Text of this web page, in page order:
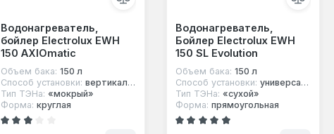
Водонагреватель,
бойлер Electrolux EWH
150 AXIOmatic
Объем бака: 150 л
Способ установки: вертикальный
Тип ТЭНа: «мокрый»
Форма: круглая
Средний рейтинг 2.5 из 5 звезд
Водонагреватель,
Бойлер Electrolux EWH
150 SL Evolution
Объем бака: 150 л
Способ установки: универсальный
Тип ТЭНа: «сухой»
Форма: прямоугольная
Средний рейтинг 4.23 из 5 звезд